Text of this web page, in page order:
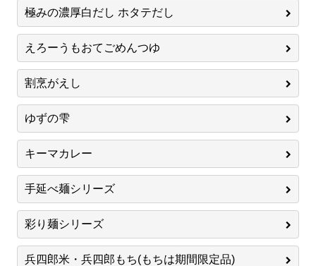
極みの濃厚白だし ホタテだし
えろーうもおてごめんつゆ
割烹がえし
ゆずの雫
キーマカレー
手延べ麺シリーズ
彩り麺シリーズ
兵四郎米・兵四郎もち(もちは期間限定品)